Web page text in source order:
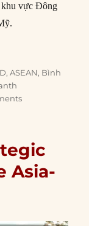
khu vực Đông
quan trọng?”
,ASEAN, Bình
Asia-